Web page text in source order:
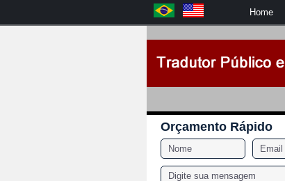
Home
Orçamento Rápido